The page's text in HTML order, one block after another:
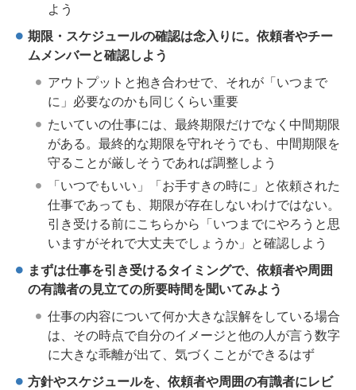
よう
期限・スケジュールの確認は念入りに。依頼者やチー
ムメンバーと確認しよう
アウトプットと抱き合わせで、それが「いつまで
に」必要なのかも同じくらい重要
たいていの仕事には、最終期限だけでなく中間期限
がある。最終的な期限を守れそうでも、中間期限を
守ることが厳しそうであれば調整しよう
「いつでもいい」「お手すきの時に」と依頼された
仕事であっても、期限が存在しないわけではない。
引き受ける前にこちらから「いつまでにやろうと思
いますがそれで大丈夫でしょうか」と確認しよう
まずは仕事を引き受けるタイミングで、依頼者や周囲
の有識者の見立ての所要時間を聞いてみよう
仕事の内容について何か大きな誤解をしている場合
は、その時点で自分のイメージと他の人が言う数字
に大きな乖離が出て、気づくことができるはず
方針やスケジュールを、依頼者や周囲の有識者にレビ